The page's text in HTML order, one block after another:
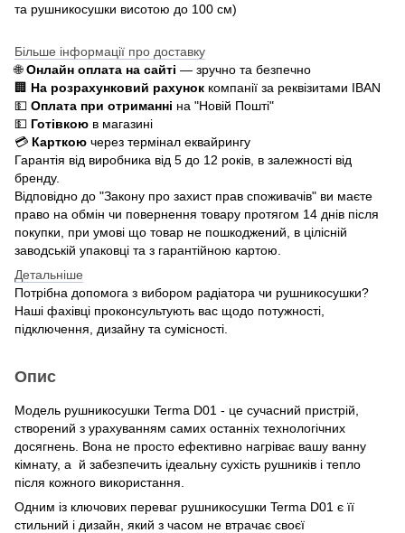
та рушникосушки висотою до 100 см)
Більше інформації про доставку
🌐Онлайн оплата на сайті — зручно та безпечно
🏢 На розрахунковий рахунок компанії за реквізитами IBAN
💵 Оплата при отриманні на "Новій Пошті"
💵 Готівкою в магазині
💳 Карткою через термінал еквайрингу
Гарантія від виробника від 5 до 12 років, в залежності від
бренду.
Відповідно до "Закону про захист прав споживачів" ви маєте
право на обмін чи повернення товару протягом 14 днів після
покупки, при умові що товар не пошкоджений, в цілісній
заводській упаковці та з гарантійною картою.
Детальніше
Потрібна допомога з вибором радіатора чи рушникосушки?
Наші фахівці проконсультують вас щодо потужності,
підключення, дизайну та сумісності.
Опис
Модель рушникосушки Terma D01 - це сучасний пристрій,
створений з урахуванням самих останніх технологічних
досягнень. Вона не просто ефективно нагріває вашу ванну
кімнату, а й забезпечить ідеальну сухість рушників і тепло
після кожного використання.
Одним із ключових переваг рушникосушки Terma D01 є її
стильний і дизайн, який з часом не втрачає своєї